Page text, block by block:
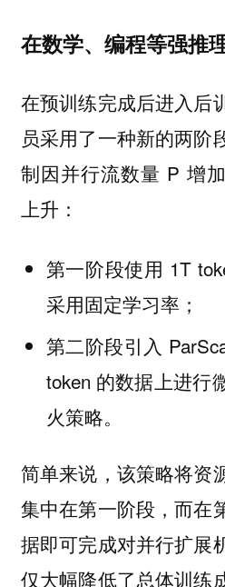
在数学、编程等强推
在预训练完成后进入后
员采用了一种新的两阶
制因并行流数量 P 增
上升：
第一阶段使用 1T
采用固定学习率；
第二阶段引入
token 的数据上进行
火策略。
简单来说，该策略将资
集中在第一阶段，而在
据即可完成对并行扩展
仅大幅降低了总体训练